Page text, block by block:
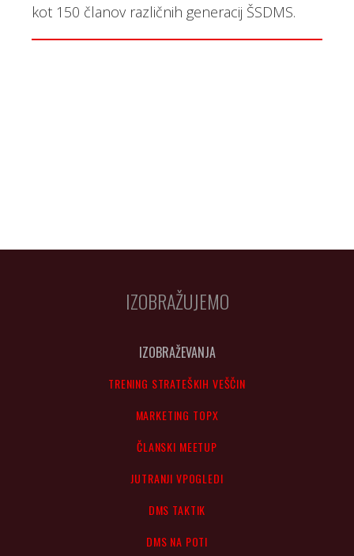
kot 150 članov različnih generacij ŠSDMS.
IZOBRAŽUJEMO
IZOBRAŽEVANJA
TRENING STRATEŠKIH VEŠČIN
MARKETING TOPX
ČLANSKI MEETUP
JUTRANJI VPOGLEDI
DMS TAKTIK
DMS NA POTI